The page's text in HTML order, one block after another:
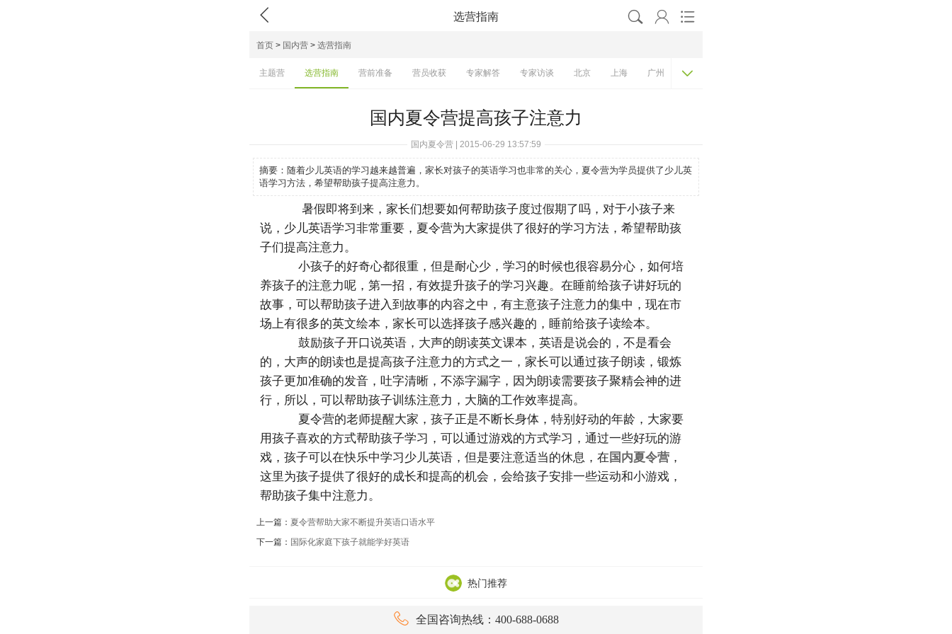
 选营指南   
首页 > 国内营 > 选营指南
主题营 选营指南 营前准备 营员收获 专家解答 专家访谈 北京 上海 广州 山东

国内夏令营提高孩子注意力
国内夏令营 | 2015-06-29 13:57:59
摘要： 随着少儿英语的学习越来越普遍，家长对孩子的英语学习也非常的关心，夏令营为学员提供了少儿英
语学习方法，希望帮助孩子提高注意力。
暑假即将到来，家长们想要如何帮助孩子度过假期了吗，对于小孩子来
说，少儿英语学习非常重要，夏令营为大家提供了很好的学习方法，希望帮助孩
子们提高注意力。
小孩子的好奇心都很重，但是耐心少，学习的时候也很容易分心，如何培
养孩子的注意力呢，第一招，有效提升孩子的学习兴趣。在睡前给孩子讲好玩的
故事，可以帮助孩子进入到故事的内容之中，有主意孩子注意力的集中，现在市
场上有很多的英文绘本，家长可以选择孩子感兴趣的，睡前给孩子读绘本。
鼓励孩子开口说英语，大声的朗读英文课本，英语是说会的，不是看会
的，大声的朗读也是提高孩子注意力的方式之一，家长可以通过孩子朗读，锻炼
孩子更加准确的发音，吐字清晰，不添字漏字，因为朗读需要孩子聚精会神的进
行，所以，可以帮助孩子训练注意力，大脑的工作效率提高。
夏令营的老师提醒大家，孩子正是不断长身体，特别好动的年龄，大家要
用孩子喜欢的方式帮助孩子学习，可以通过游戏的方式学习，通过一些好玩的游
戏，孩子可以在快乐中学习少儿英语，但是要注意适当的休息，在 国内夏令营 ，
这里为孩子提供了很好的成长和提高的机会，会给孩子安排一些运动和小游戏，
帮助孩子集中注意力。
上一篇： 夏令营帮助大家不断提升英语口语水平
下一篇： 国际化家庭下孩子就能学好英语
热门推荐
 全国咨询热线：400-688-0688